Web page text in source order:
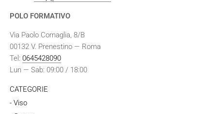
POLO FORMATIVO
Via Paolo Cornaglia, 8/B
00132 V. Prenestino — Roma
Tel: 0645428090
Lun — Sab: 09:00 / 18:00
CATEGORIE
- Viso